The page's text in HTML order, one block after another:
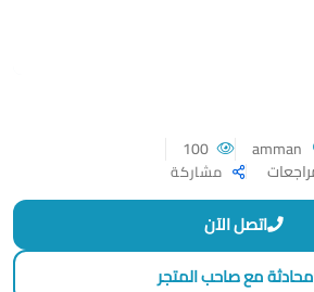
مشاركة
اتصل الآن
محادثة مع صاحب المتجر